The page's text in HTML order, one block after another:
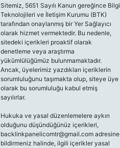
Sitemiz, 5651 Sayılı Kanun gereğince Bilgi
Teknolojileri ve İletişim Kurumu (BTK)
tarafından onaylanmış bir Yer Sağlayıcı
olarak hizmet vermektedir. Bu nedenle,
sitedeki içerikleri proaktif olarak
denetleme veya araştırma
yükümlülüğümüz bulunmamaktadır.
Ancak, üyelerimiz yazdıkları içeriklerin
sorumluluğunu taşımakta olup, siteye üye
olarak bu sorumluluğu kabul etmiş
sayılırlar.
Hukuka ve yasal düzenlemelere aykırı
olduğunu düşündüğünüz içerikleri,
backlinkpanelicomtr@gmail.comadresine
bildirmeniz halinde, ilgili içerikler yasal